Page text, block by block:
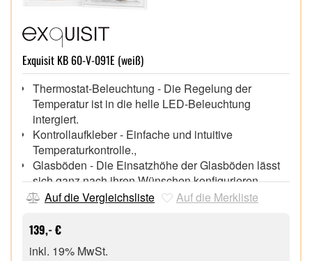
Exquisit KB 60-V-091E (weiß)
Thermostat-Beleuchtung - Die Regelung der
Temperatur ist in die helle LED-Beleuchtung
intergiert.
Kontrollaufkleber - Einfache und intuitive
Temperaturkontrolle.,
Glasböden - Die Einsatzhöhe der Glasböden lässt
sich ganz nach ihren Wünschen konfigurieren.
Türablagen - Die praktischen Türablagen sorgen für
Auf die Vergleichsliste Auf die Merkliste
139,- €
inkl. 19% MwSt.